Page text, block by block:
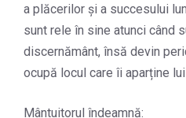
a plăcerilor și a succesului
sunt rele în sine atunci când
discernământ, însă devin
ocupă locul care îi aparține lui
Mântuitorul îndeamnă: